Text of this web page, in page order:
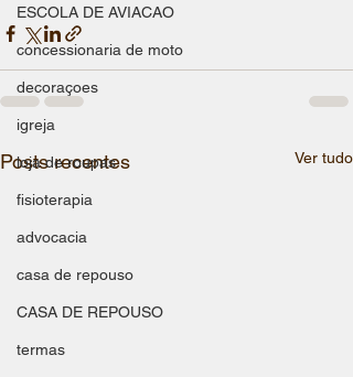
ESCOLA DE AVIACAO
concessionaria de moto
decoraçoes
igreja
loja de roupas
fisioterapia
advocacia
casa de repouso
CASA DE REPOUSO
termas
Posts recentes Ver tudo